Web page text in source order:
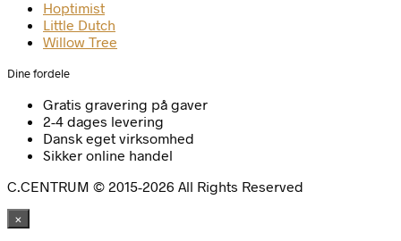
Hoptimist
Little Dutch
Willow Tree
Dine fordele
Gratis gravering på gaver
2-4 dages levering
Dansk eget virksomhed
Sikker online handel
C.CENTRUM © 2015-2026 All Rights Reserved
×